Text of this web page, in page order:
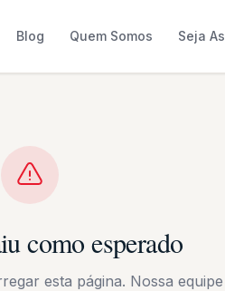
Blog Quem Somos Seja
como esperado
esta página. Nossa